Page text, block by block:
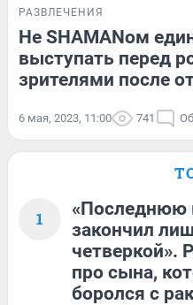
РАЗВЛЕЧЕНИЯ
Не SHAMANом
выступать перед
зрителями после
6 мая, 2023, 11:00 741
1
«Последнюю
закончил
четверкой».
про сына,
боролся с